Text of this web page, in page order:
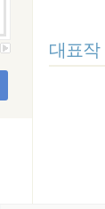
대표작